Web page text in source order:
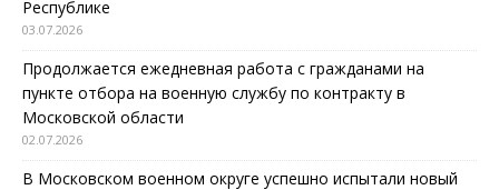
Республике
03.07.2026
Продолжается ежедневная работа с гражданами на
пункте отбора на военную службу по контракту в
Московской области
02.07.2026
В Московском военном округе успешно испытали новый